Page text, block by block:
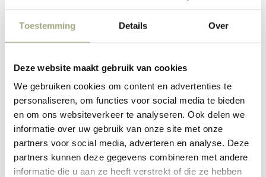
Toestemming Details Over
Deze website maakt gebruik van cookies
We gebruiken cookies om content en advertenties te
personaliseren, om functies voor social media te bieden
en om ons websiteverkeer te analyseren. Ook delen we
informatie over uw gebruik van onze site met onze
partners voor social media, adverteren en analyse. Deze
partners kunnen deze gegevens combineren met andere
informatie die u aan ze heeft verstrekt of die ze hebben
organisatie niet over een ondernemingsraad? Dan moet de
werkgever.
Mogelijkheden zonder eenzijdig wijzigingsbeding
Als de arbeidsovereenkomst niet voorziet in een eenzijdig
wijzigingsbeding, dan is het alleen mogelijk om de
arbeidsovereenkomsten eenzijdig te wijzigen door een
beroep te doen op de algemene maatstaven van goed
werknemer schap (artikel 7:611 BW).